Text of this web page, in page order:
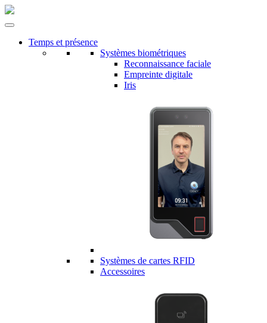
Temps et présence
Systèmes biométriques
Reconnaissance faciale
Empreinte digitale
Iris
Systèmes de cartes RFID
Accessoires